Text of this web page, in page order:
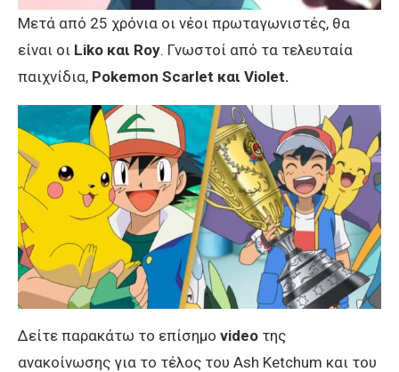
Μετά από 25 χρόνια οι νέοι πρωταγωνιστές, θα
είναι οι Liko και Roy. Γνωστοί από τα τελευταία
παιχνίδια, Pokemon Scarlet και Violet.
Δείτε παρακάτω το επίσημο video της
ανακοίνωσης για το τέλος του Ash Ketchum και του